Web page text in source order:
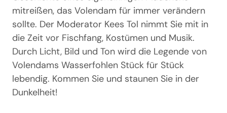
mitreißen, das Volendam für immer verändern
sollte. Der Moderator Kees Tol nimmt Sie mit in
die Zeit vor Fischfang, Kostümen und Musik.
Durch Licht, Bild und Ton wird die Legende von
Volendams Wasserfohlen Stück für Stück
lebendig. Kommen Sie und staunen Sie in der
Dunkelheit!